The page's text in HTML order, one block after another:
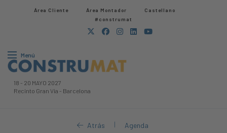
Área Cliente Área Montador
Castellano
#construmat
Menú
18 - 20 MAYO 2027
Recinto Gran Via - Barcelona
Atrás | Agenda